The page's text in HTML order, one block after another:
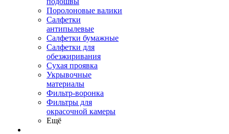
Поролоновые валики
Салфетки
антипылевые
Салфетки бумажные
Салфетки для
обезжиривания
Сухая проявка
Укрывочные
материалы
Фильтр-воронка
Фильтры для
окрасочной камеры
Ещё